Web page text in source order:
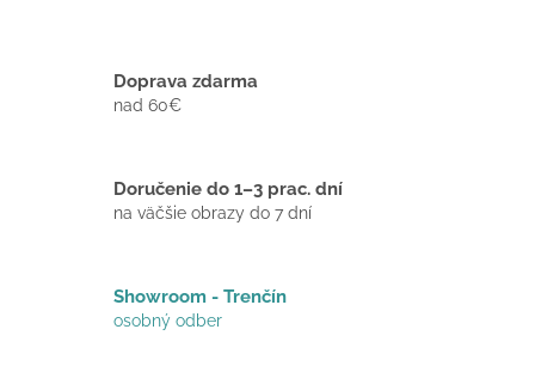
Doprava zdarma
nad 60€
Doručenie do 1–3 prac. dní
na väčšie obrazy do 7 dní
Showroom - Trenčín
osobný odber